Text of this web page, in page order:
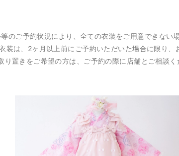
のご予約状況により、 全ての衣装をご用意できない
装は、2ヶ月以上前に ご予約いただいた場合に限り、
り置きをご希望の方は、
ご予約の際に店舗とご相談く